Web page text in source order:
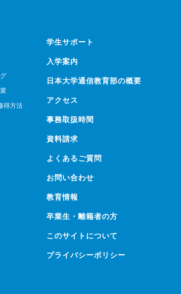
得方法
学生サポート
入学案内
日本大学通信教育部の概要
アクセス
事務取扱時間
資料請求
よくあるご質問
お問い合わせ
教育情報
卒業生・離籍者の方
このサイトについて
プライバシーポリシー